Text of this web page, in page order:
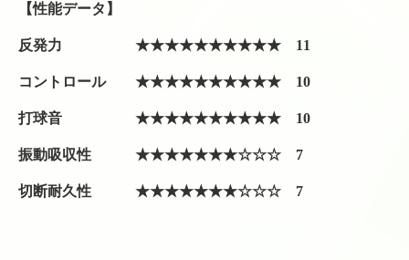
【性能データ】
反発力 ★★★★★★★★★★ 11
コントロール ★★★★★★★★★★ 10
打球音 ★★★★★★★★★★ 10
振動吸収性 ★★★★★★★☆☆☆ 7
切断耐久性 ★★★★★★★☆☆☆ 7
振動止め
ボール関係
バドミントンシャトル
工賃色々